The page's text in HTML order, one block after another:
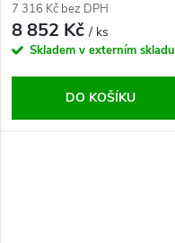
7 316 Kč bez DPH
8 852 Kč/ ks
Skladem v externím skladu
DO KOŠÍKU